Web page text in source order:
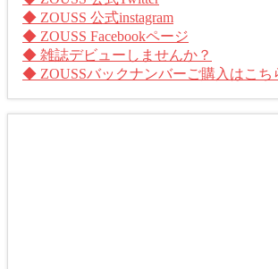
◆ ZOUSS 公式instagram
◆ ZOUSS Facebookページ
◆ 雑誌デビューしませんか？
◆ ZOUSSバックナンバーご購入はこち